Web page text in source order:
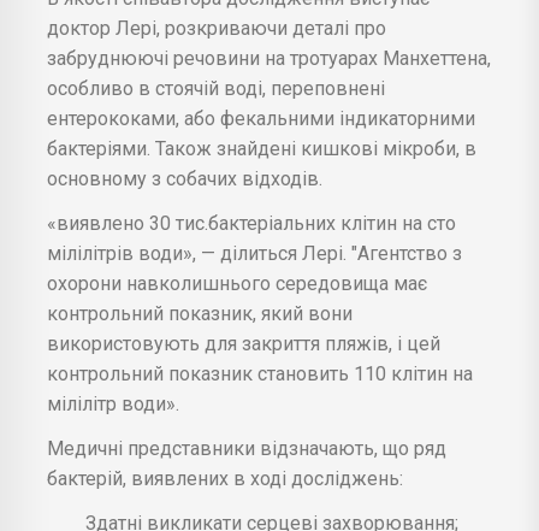
доктор Лері, розкриваючи деталі про
забруднюючі речовини на тротуарах Манхеттена,
особливо в стоячій воді, переповнені
ентерококами, або фекальними індикаторними
бактеріями. Також знайдені кишкові мікроби, в
основному з собачих відходів.
«виявлено 30 тис.бактеріальних клітин на сто
мілілітрів води», — ділиться Лері. "Агентство з
охорони навколишнього середовища має
контрольний показник, який вони
використовують для закриття пляжів, і цей
контрольний показник становить 110 клітин на
мілілітр води».
Медичні представники відзначають, що ряд
бактерій, виявлених в ході досліджень:
Здатні викликати серцеві захворювання;